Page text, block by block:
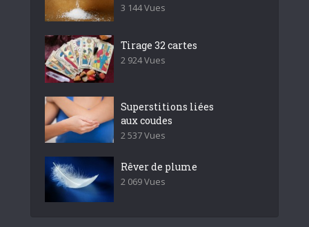
3 144 Vues
Tirage 32 cartes
2 924 Vues
Superstitions liées
aux coudes
2 537 Vues
Rêver de plume
2 069 Vues